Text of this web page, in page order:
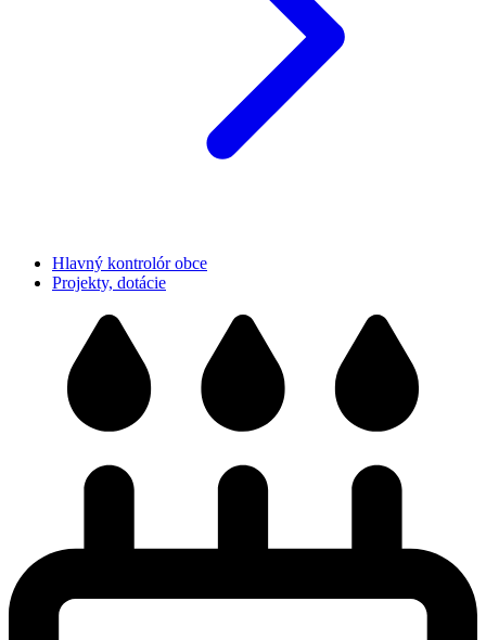
Hlavný kontrolór obce
Projekty, dotácie